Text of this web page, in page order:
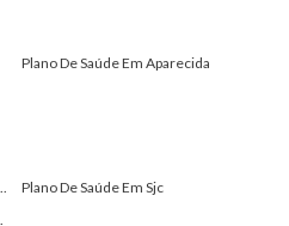
Plano De Saúde Em Aparecida
Plano De Saúde Em Sjc